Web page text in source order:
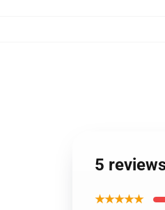
5
★★★★★